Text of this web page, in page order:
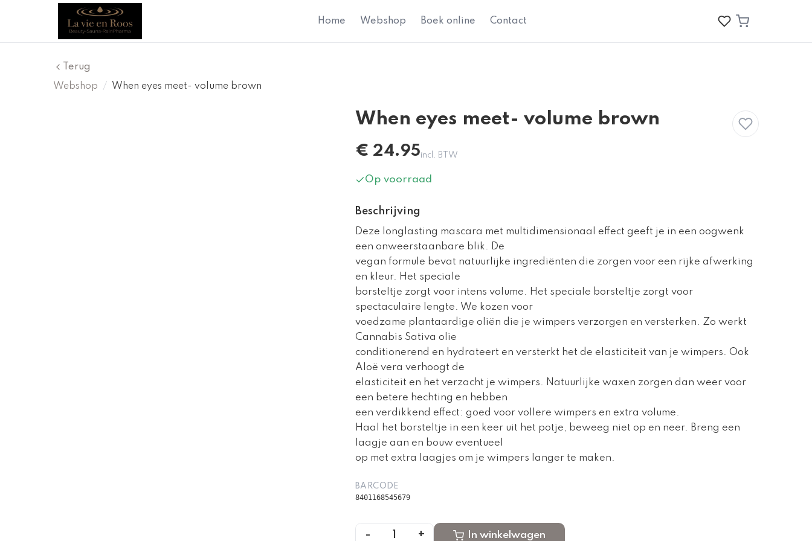
Home Webshop Boek online Contact
Terug
Webshop
/ When eyes meet- volume brown
When eyes meet- volume brown
€ 24.95incl. BTW
Op voorraad
Beschrijving
Deze longlasting mascara met multidimensionaal effect geeft je in een oogwenk
een onweerstaanbare blik. De
vegan formule bevat natuurlijke ingrediënten die zorgen voor een rijke afwerking
en kleur. Het speciale
borsteltje zorgt voor intens volume. Het speciale borsteltje zorgt voor
spectaculaire lengte. We kozen voor
voedzame plantaardige oliën die je wimpers verzorgen en versterken. Zo werkt
Cannabis Sativa olie
conditionerend en hydrateert en versterkt het de elasticiteit van je wimpers. Ook
Aloë vera verhoogt de
elasticiteit en het verzacht je wimpers. Natuurlijke waxen zorgen dan weer voor
een betere hechting en hebben
een verdikkend effect: goed voor vollere wimpers en extra volume.
Haal het borsteltje in een keer uit het potje, beweeg niet op en neer. Breng een
laagje aan en bouw eventueel
op met extra laagjes om je wimpers langer te maken.
BARCODE
8401168545679
- + In winkelwagen